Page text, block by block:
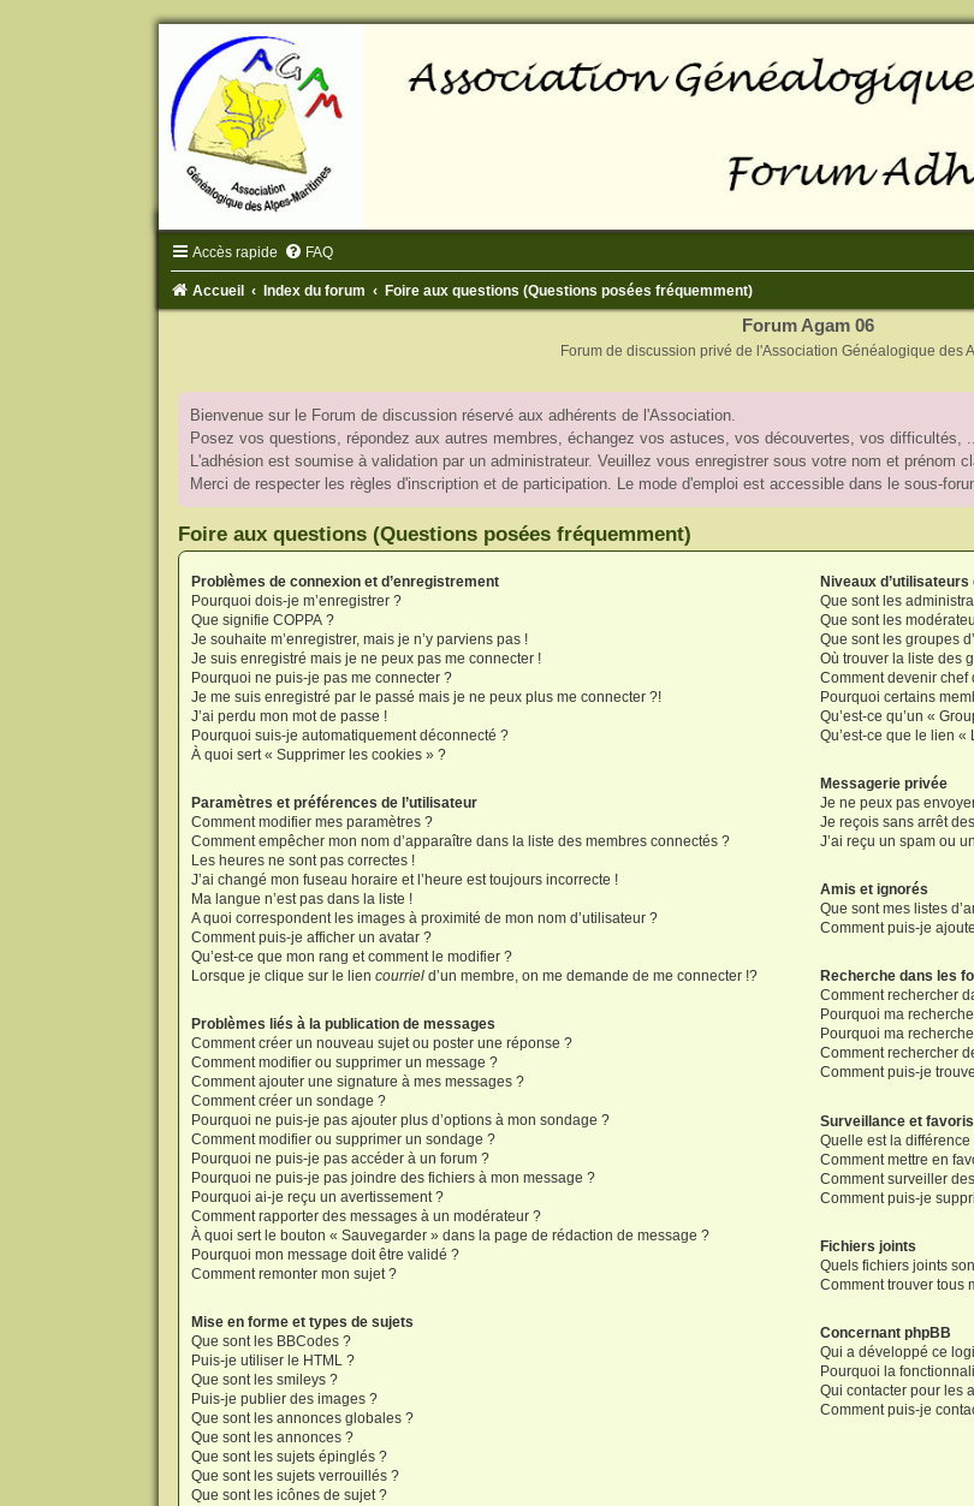
Accès rapide FAQ
Accueil Index du forum Foire aux questions (Questions posées fréquemment)
Forum Agam 06
Forum de discussion privé de l'Association Généalogique des
Bienvenue sur le Forum de discussion réservé aux adhérents de l'Association.
Posez vos questions, répondez aux autres membres, échangez vos astuces, vos découvertes, vos difficultés,
L'adhésion est soumise à validation par un administrateur. Veuillez vous enregistrer sous votre nom et prénom
Merci de respecter les règles d'inscription et de participation. Le mode d'emploi est accessible dans le sous-
Foire aux questions (Questions posées fréquemment)
Problèmes de connexion et d’enregistrement
Pourquoi dois-je m’enregistrer ?
Que signifie COPPA ?
Je souhaite m’enregistrer, mais je n’y parviens pas !
Je suis enregistré mais je ne peux pas me connecter !
Pourquoi ne puis-je pas me connecter ?
Je me suis enregistré par le passé mais je ne peux plus me connecter ?!
J’ai perdu mon mot de passe !
Pourquoi suis-je automatiquement déconnecté ?
À quoi sert « Supprimer les cookies » ?
Paramètres et préférences de l’utilisateur
Comment modifier mes paramètres ?
Comment empêcher mon nom d’apparaître dans la liste des membres connectés ?
Les heures ne sont pas correctes !
J’ai changé mon fuseau horaire et l’heure est toujours incorrecte !
Ma langue n’est pas dans la liste !
A quoi correspondent les images à proximité de mon nom d’utilisateur ?
Comment puis-je afficher un avatar ?
Qu’est-ce que mon rang et comment le modifier ?
Lorsque je clique sur le lien courrield’un membre, on me demande de me connecter !?
Problèmes liés à la publication de messages
Comment créer un nouveau sujet ou poster une réponse ?
Comment modifier ou supprimer un message ?
Comment ajouter une signature à mes messages ?
Comment créer un sondage ?
Pourquoi ne puis-je pas ajouter plus d’options à mon sondage ?
Comment modifier ou supprimer un sondage ?
Pourquoi ne puis-je pas accéder à un forum ?
Pourquoi ne puis-je pas joindre des fichiers à mon message ?
Pourquoi ai-je reçu un avertissement ?
Comment rapporter des messages à un modérateur ?
À quoi sert le bouton « Sauvegarder » dans la page de rédaction de message ?
Pourquoi mon message doit être validé ?
Comment remonter mon sujet ?
Mise en forme et types de sujets
Que sont les BBCodes ?
Puis-je utiliser le HTML ?
Que sont les smileys ?
Puis-je publier des images ?
Que sont les annonces globales ?
Que sont les annonces ?
Que sont les sujets épinglés ?
Que sont les sujets verrouillés ?
Que sont les icônes de sujet ?
Niveaux d’utilisateurs
Que sont les
Que sont les
Que sont les groupes
Où trouver la liste des
Comment devenir chef
Pourquoi certains
Qu’est-ce qu’un «
Qu’est-ce que le lien «
Messagerie privée
Je ne peux pas
Je reçois sans arrêt
J’ai reçu un spam ou
Amis et ignorés
Que sont mes listes
Comment puis-je
Recherche dans les
Comment rechercher
Pourquoi ma
Pourquoi ma
Comment rechercher
Comment puis-je
Surveillance et favoris
Quelle est la
Comment mettre en
Comment surveiller
Comment puis-je
Fichiers joints
Quels fichiers joints
Comment trouver tous
Concernant phpBB
Qui a développé ce
Pourquoi la
Qui contacter pour les
Comment puis-je